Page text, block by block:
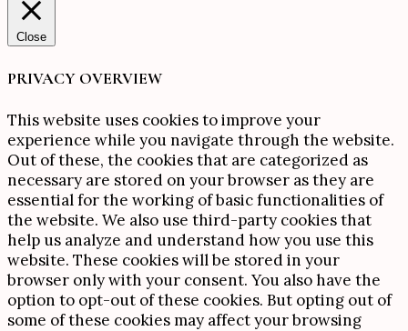
Close
PRIVACY OVERVIEW
This website uses cookies to improve your
experience while you navigate through the website.
Out of these, the cookies that are categorized as
necessary are stored on your browser as they are
essential for the working of basic functionalities of
the website. We also use third-party cookies that
help us analyze and understand how you use this
website. These cookies will be stored in your
browser only with your consent. You also have the
option to opt-out of these cookies. But opting out of
some of these cookies may affect your browsing